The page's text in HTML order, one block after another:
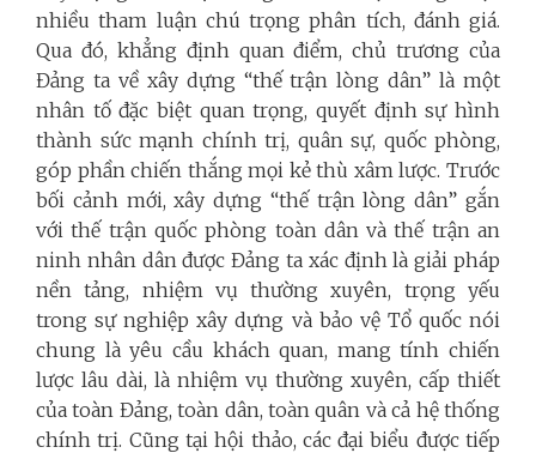
nhiều tham luận chú trọng phân tích, đánh giá.
Qua đó, khẳng định quan điểm, chủ trương của
Đảng ta về xây dựng “thế trận lòng dân” là một
nhân tố đặc biệt quan trọng, quyết định sự hình
thành sức mạnh chính trị, quân sự, quốc phòng,
góp phần chiến thắng mọi kẻ thù xâm lược. Trước
bối cảnh mới, xây dựng “thế trận lòng dân” gắn
với thế trận quốc phòng toàn dân và thế trận an
ninh nhân dân được Đảng ta xác định là giải pháp
nền tảng, nhiệm vụ thường xuyên, trọng yếu
trong sự nghiệp xây dựng và bảo vệ Tổ quốc nói
chung là yêu cầu khách quan, mang tính chiến
lược lâu dài, là nhiệm vụ thường xuyên, cấp thiết
của toàn Đảng, toàn dân, toàn quân và cả hệ thống
chính trị. Cũng tại hội thảo, các đại biểu được tiếp